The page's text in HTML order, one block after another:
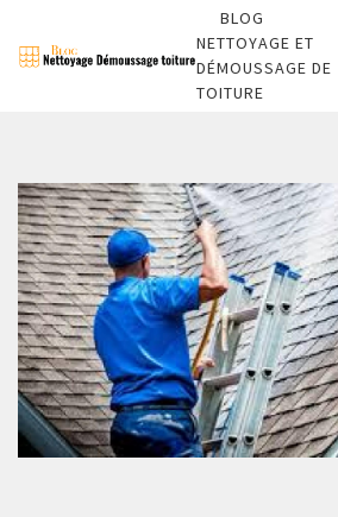
BLOG
NETTOYAGE ET
DÉMOUSSAGE DE
TOITURE